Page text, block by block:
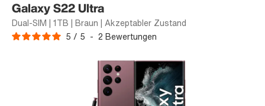
Galaxy S22 Ultra
Dual-SIM | 1TB | Braun | Akzeptabler Zustand
5 / 5 - 2 Bewertungen